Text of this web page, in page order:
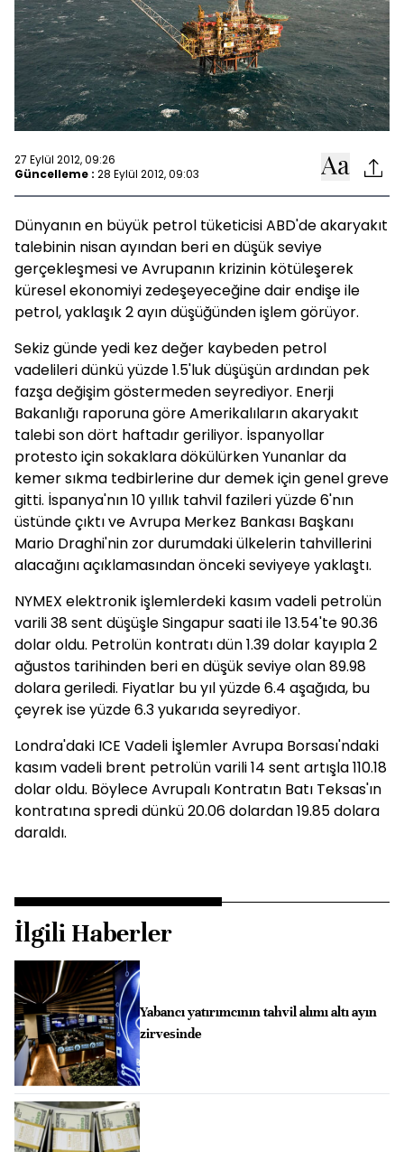
27 Eylül 2012, 09:26
Güncelleme : 28 Eylül 2012, 09:03
Dünyanın en büyük petrol tüketicisi ABD'de akaryakıt
talebinin nisan ayından beri en düşük seviye
gerçekleşmesi ve Avrupanın krizinin kötüleşerek
küresel ekonomiyi zedeşeyeceğine dair endişe ile
petrol, yaklaşık 2 ayın düşüğünden işlem görüyor.
Sekiz günde yedi kez değer kaybeden petrol
vadelileri dünkü yüzde 1.5'luk düşüşün ardından pek
fazşa değişim göstermeden seyrediyor. Enerji
Bakanlığı raporuna göre Amerikalıların akaryakıt
talebi son dört haftadır geriliyor. İspanyollar
protesto için sokaklara dökülürken Yunanlar da
kemer sıkma tedbirlerine dur demek için genel greve
gitti. İspanya'nın 10 yıllık tahvil fazileri yüzde 6'nın
üstünde çıktı ve Avrupa Merkez Bankası Başkanı
Mario Draghi'nin zor durumdaki ülkelerin tahvillerini
alacağını açıklamasından önceki seviyeye yaklaştı.
NYMEX elektronik işlemlerdeki kasım vadeli petrolün
varili 38 sent düşüşle Singapur saati ile 13.54'te 90.36
dolar oldu. Petrolün kontratı dün 1.39 dolar kayıpla 2
ağustos tarihinden beri en düşük seviye olan 89.98
dolara geriledi. Fiyatlar bu yıl yüzde 6.4 aşağıda, bu
çeyrek ise yüzde 6.3 yukarıda seyrediyor.
Londra'daki ICE Vadeli İşlemler Avrupa Borsası'ndaki
kasım vadeli brent petrolün varili 14 sent artışla 110.18
dolar oldu. Böylece Avrupalı Kontratın Batı Teksas'ın
kontratına spredi dünkü 20.06 dolardan 19.85 dolara
daraldı.
İlgili Haberler
Yabancı yatırımcının tahvil alımı altı ayın
zirvesinde